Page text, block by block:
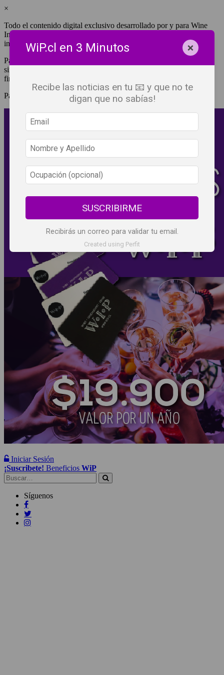
×
Todo el contenido digital exclusivo desarrollado por y para Wine
Independent Press Chile, cuenta con derechos de propiedad
intelectual.
Para tener acceso a una copia y/o impresión de cualquiera de ellos
sin fines de lucro, debes ser #SuscriptorWiP.^Para su réplica con
fines comerciales debes contactar al e-mail
Pagas una sola vez al año y disfrutas por 12 meses.
Iniciar Sesión
¡Suscribete! Beneficios WiP
Buscar:
Síguenos
WiP.cl en 3 Minutos ×
Recibe las noticias en tu 📧 y que no te
digan que no sabías!
SUSCRIBIRME
Recibirás un correo para validar tu email.
Created using Perfit